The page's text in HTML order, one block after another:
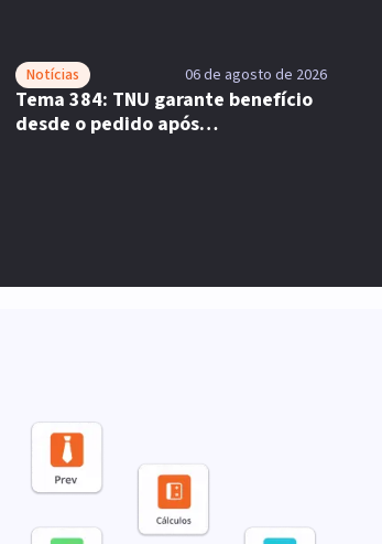
Notícias 06 de agosto de 2026
Tema 384: TNU garante benefício
desde o pedido após